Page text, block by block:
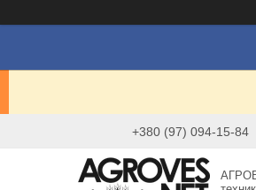
+380 (97) 094-15-84